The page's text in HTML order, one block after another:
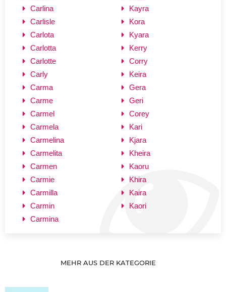
Carlina
Carlisle
Carlota
Carlotta
Carlotte
Carly
Carma
Carme
Carmel
Carmela
Carmelina
Carmelita
Carmen
Carmie
Carmilla
Carmin
Carmina
Kayra
Kora
Kyara
Kerry
Corry
Keira
Gera
Geri
Corey
Kari
Kjara
Kheira
Kaoru
Khira
Kaira
Kaori
MEHR AUS DER KATEGORIE